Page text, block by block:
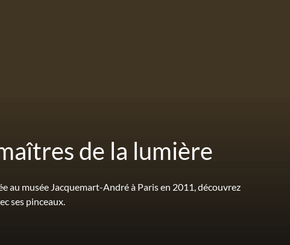
de la lumière
au musée Jacquemart-André à Paris en 2011, découvrez
ses pinceaux.